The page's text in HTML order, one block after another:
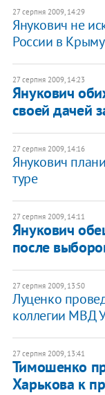
27 серпня 2009, 14:29
Янукович не
России в
27 серпня 2009, 14:23
Янукович
своей дачей
27 серпня 2009, 14:16
Янукович
туре
27 серпня 2009, 14:11
Янукович
после
27 серпня 2009, 13:50
Луценко
коллегии МВД
27 серпня 2009, 13:41
Тимошенко
Харькова к